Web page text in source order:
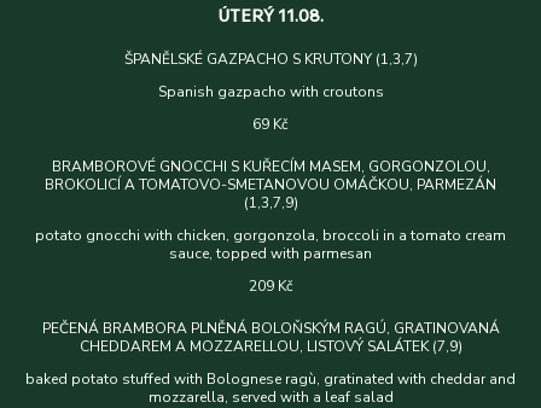
ÚTERÝ 11.08.
ŠPANĚLSKÉ GAZPACHO S KRUTONY (1,3,7)
Spanish gazpacho with croutons
69 Kč
BRAMBOROVÉ GNOCCHI S KUŘECÍM MASEM, GORGONZOLOU,
BROKOLICÍ A TOMATOVO-SMETANOVOU OMÁČKOU, PARMEZÁN
(1,3,7,9)
potato gnocchi with chicken, gorgonzola, broccoli in a tomato cream
sauce, topped with parmesan
209 Kč
PEČENÁ BRAMBORA PLNĚNÁ BOLOŇSKÝM RAGÚ, GRATINOVANÁ
CHEDDAREM A MOZZARELLOU, LISTOVÝ SALÁTEK (7,9)
baked potato stuffed with Bolognese ragù, gratinated with cheddar and
mozzarella, served with a leaf salad